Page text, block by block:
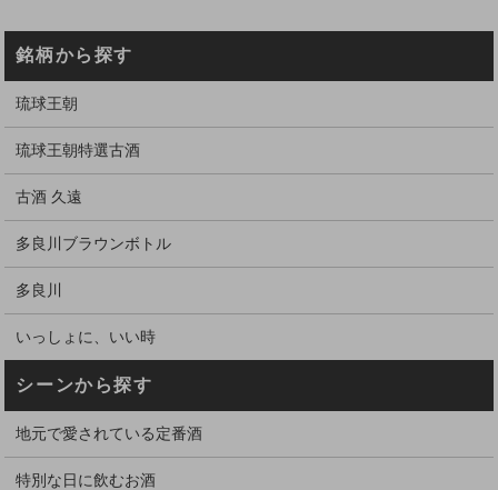
銘柄から探す
琉球王朝
琉球王朝特選古酒
古酒 久遠
多良川ブラウンボトル
多良川
いっしょに、いい時
シーンから探す
地元で愛されている定番酒
特別な日に飲むお酒